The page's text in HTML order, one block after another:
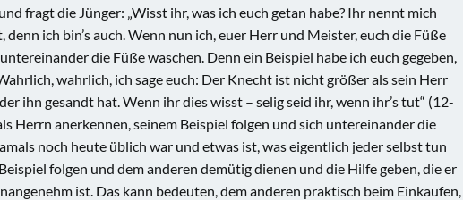
fragt die Jünger: „Wisst ihr, was ich euch getan habe? Ihr nennt mich
ich bin’s auch. Wenn nun ich, euer Herr und Meister, euch die Füße
die Füße waschen. Denn ein Beispiel habe ich euch gegeben,
wahrlich, ich sage euch: Der Knecht ist nicht größer als sein Herr
ihn gesandt hat. Wenn ihr dies wisst – selig seid ihr, wenn ihr’s tut“ (12-
Herrn anerkennen, seinem Beispiel folgen und sich untereinander die
noch heute üblich war und etwas ist, was eigentlich jeder selbst tun
folgen und dem anderen demütig dienen und die Hilfe geben, die er
ist. Das kann bedeuten, dem anderen praktisch beim Einkaufen,